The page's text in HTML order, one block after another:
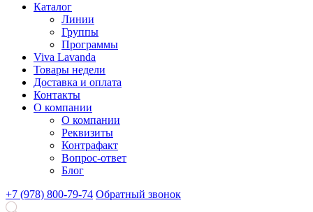
Каталог
Линии
Группы
Программы
Viva Lavanda
Товары недели
Доставка и оплата
Контакты
О компании
О компании
Реквизиты
Контрафакт
Вопрос-ответ
Блог
+7 (978) 800-79-74 Обратный звонок